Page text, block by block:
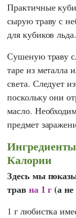
Практичные
сырую траву с
для кубиков льда.
Сушеную траву
таре из металла
света. Следует
поскольку они
масло.
предмет
Калории
Здесь мы
трав на 1 г(а
1 г любистка